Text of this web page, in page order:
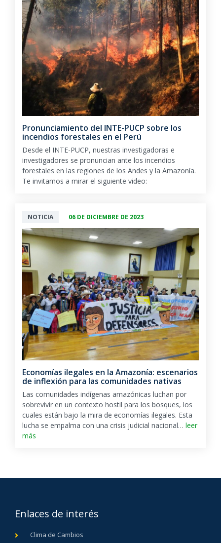
Pronunciamiento del INTE-PUCP sobre los
incendios forestales en el Perú
Desde el INTE-PUCP, nuestras investigadoras e
investigadores se pronuncian ante los incendios
forestales en las regiones de los Andes y la Amazonía.
Te invitamos a mirar el siguiente video:
NOTICIA 06 DE DICIEMBRE DE 2023
Economías ilegales en la Amazonía: escenarios
de inflexión para las comunidades nativas
Las comunidades indígenas amazónicas luchan por
sobrevivir en un contexto hostil para los bosques, los
cuales están bajo la mira de economías ilegales. Esta
lucha se empalma con una crisis judicial nacional… leer
más
Enlaces de interés
Clima de Cambios